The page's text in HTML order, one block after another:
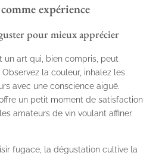
expérience
pour mieux apprécier
un art qui, bien compris, peut
la couleur, inhalez les
avec une conscience aiguë.
un petit moment de satisfaction
amateurs de vin voulant affiner
fugace, la dégustation cultive la